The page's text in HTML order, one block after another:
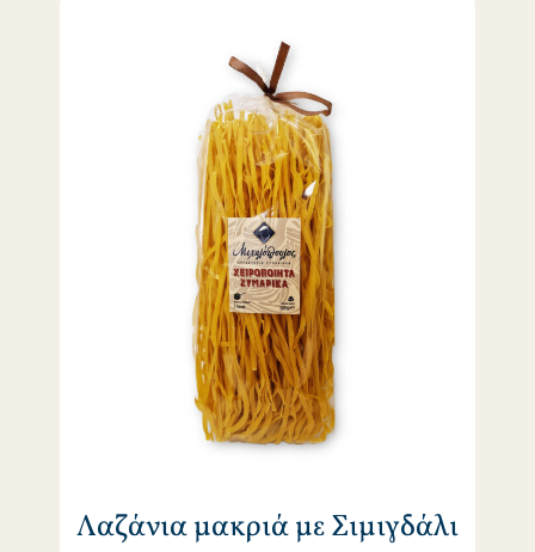
Λαζάνια μακριά με Σιμιγδάλι